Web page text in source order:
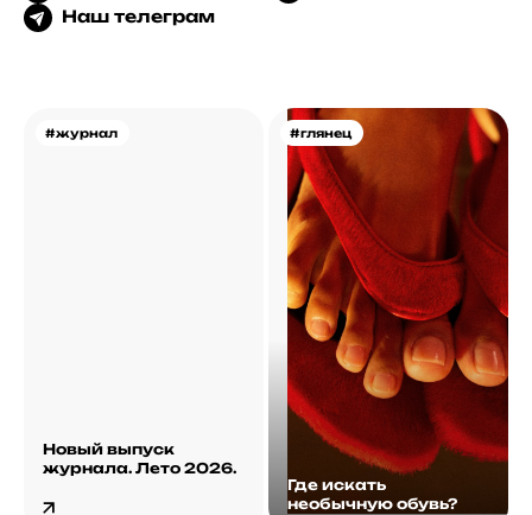
Наш телеграм
#журнал
Новый выпуск
журнала. Лето 2026.
#глянец
Где искать
необычную обувь?